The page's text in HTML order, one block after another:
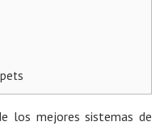
los mejores sistemas de